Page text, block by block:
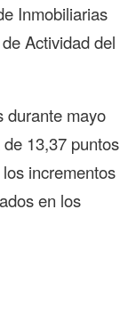
Inmobiliarias
Actividad del
durante mayo
13,37 puntos
incrementos
en los